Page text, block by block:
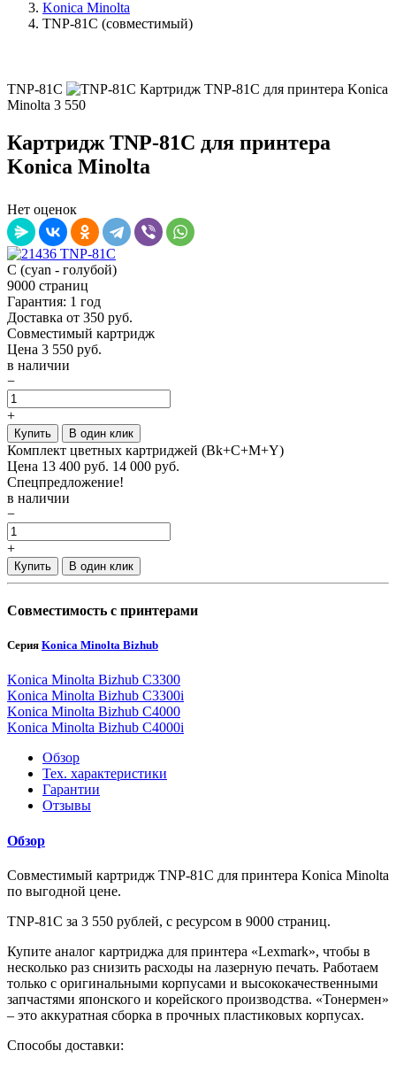
Konica Minolta
TNP-81C (совместимый)
TNP-81C
Картридж TNP-81C для принтера Konica
Minolta 3 550
Картридж TNP-81C для принтера
Konica Minolta
Нет оценок
C (cyan - голубой)
9000 страниц
Гарантия: 1 год
Доставка от 350 руб.
Совместимый картридж
Цена 3 550 руб.
в наличии
−
+
Купить В один клик
Комплект цветных картриджей (Bk+C+M+Y)
Цена 13 400 руб. 14 000 руб.
Спецпредложение!
в наличии
−
+
Купить В один клик
Совместимость с принтерами
Серия Konica Minolta Bizhub
Konica Minolta Bizhub C3300
Konica Minolta Bizhub C3300i
Konica Minolta Bizhub C4000
Konica Minolta Bizhub C4000i
Обзор
Тех. характеристики
Гарантии
Отзывы
Обзор
Совместимый картридж TNP-81C для принтера Konica Minolta
по выгодной цене.
TNP-81C за 3 550 рублей, с ресурсом в 9000 страниц.
Купите аналог картриджа для принтера «Lexmark», чтобы в
несколько раз снизить расходы на лазерную печать. Работаем
только с оригинальными корпусами и высококачественными
запчастями японского и корейского производства. «Тонермен»
– это аккуратная сборка в прочных пластиковых корпусах.
Способы доставки: